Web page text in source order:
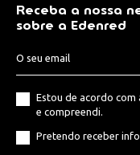
Receba a nossa
sobre a Edenred
Estou de acordo com
e compreendi.
Pretendo receber